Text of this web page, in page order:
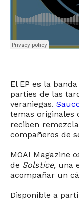
El EP es la
parties de las
veraniegas.
temas originales
reciben
compañeros de
MOAI Magazine
de Solstice, una
acompañar un
Disponible a